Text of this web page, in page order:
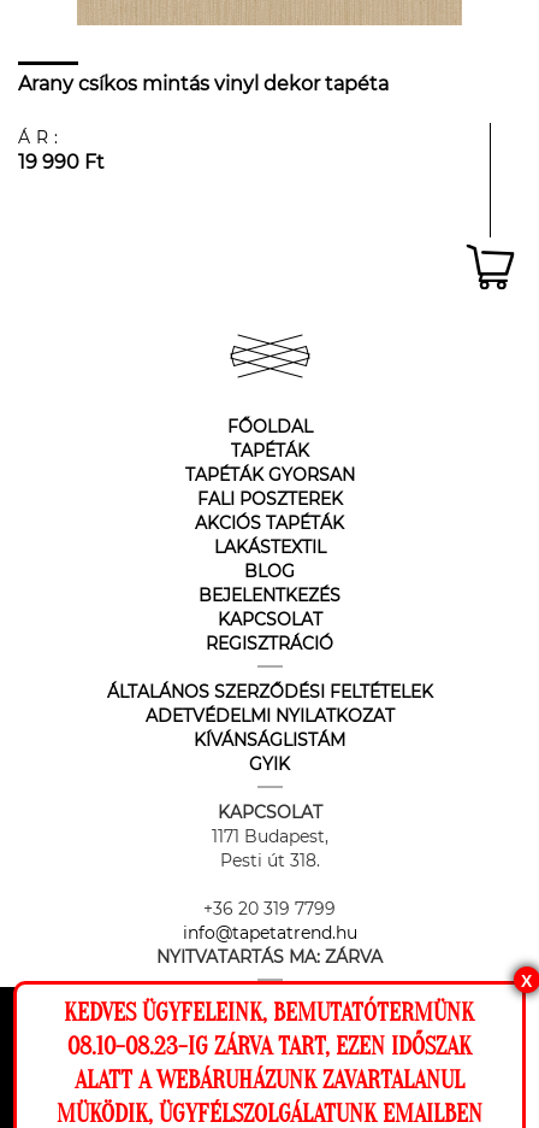
Ez a weboldal cookie-kat használ, hogy a
lehető legjobb élményt nyújtsa honlapunkon.
Beállítások
Arany csíkos mintás vinyl dekor tapéta
ÁR:
19 990 Ft
FŐOLDAL
TAPÉTÁK
TAPÉTÁK GYORSAN
FALI POSZTEREK
AKCIÓS TAPÉTÁK
LAKÁSTEXTIL
BLOG
BEJELENTKEZÉS
KAPCSOLAT
REGISZTRÁCIÓ
ÁLTALÁNOS SZERZŐDÉSI FELTÉTELEK
ADETVÉDELMI NYILATKOZAT
KÍVÁNSÁGLISTÁM
GYIK
KAPCSOLAT
1171 Budapest,
Pesti út 318.
+36 20 319 7799
info@tapetatrend.hu
NYITVATARTÁS MA: ZÁRVA
Az online fizetést a Barion Payment Zrt. biztosítja, MNB engedély
X
KEDVES ÜGYFELEINK, BEMUTATÓTERMÜNK
08.10-08.23-IG ZÁRVA TART, EZEN IDŐSZAK
ALATT A WEBÁRUHÁZUNK ZAVARTALANUL
MÜKÖDIK, ÜGYFÉLSZOLGÁLATUNK EMAILBEN